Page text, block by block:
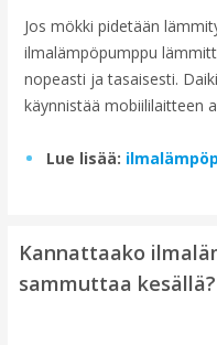
Jos mökki pidetään
ilmalämpöpumppu
nopeasti ja tasaisesti.
käynnistää mobiililaitteen
Lue lisää:
Kannattaako
sammuttaa kesällä?